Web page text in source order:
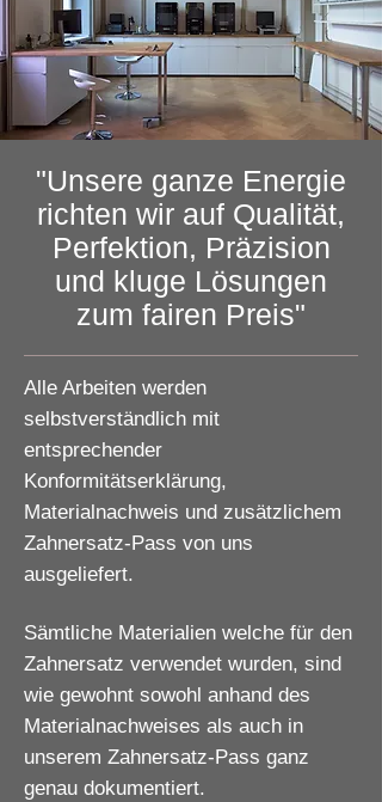
"Unsere ganze Energie
richten wir auf Qualität,
Perfektion, Präzision
und kluge Lösungen
zum fairen Preis"
Alle Arbeiten werden
selbstverständlich mit
entsprechender
Konformitätserklärung,
Materialnachweis und zusätzlichem
Zahnersatz-Pass von uns
ausgeliefert.
Sämtliche Materialien welche für den
Zahnersatz verwendet wurden, sind
wie gewohnt sowohl anhand des
Materialnachweises als auch in
unserem Zahnersatz-Pass ganz
genau dokumentiert.